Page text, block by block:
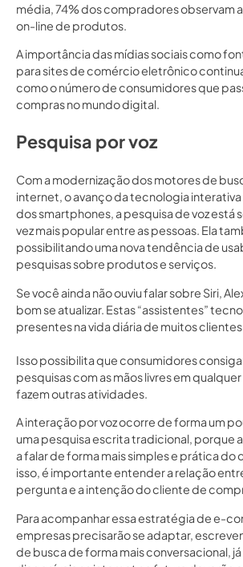
média, 74% dos compradores observam
on-line de produtos.
A importância das mídias sociais como
para sites de comércio eletrônico
como o número de consumidores que
compras no mundo digital.
Pesquisa por voz
Com a modernização dos motores de
internet, o avanço da tecnologia
dos smartphones, a pesquisa de voz está
vez mais popular entre as pessoas. Ela
possibilitando uma nova tendência de
pesquisas sobre produtos e serviços.
Se você ainda não ouviu falar sobre Siri,
bom se atualizar. Estas “assistentes”
presentes na vida diária de muitos
Isso possibilita que consumidores
pesquisas com as mãos livres em
fazem outras atividades.
A interação por voz ocorre de forma um
uma pesquisa escrita tradicional, porque
a falar de forma mais simples e prática do
isso, é importante entender a relação
pergunta e a intenção do cliente de
Para acompanhar essa estratégia de e-
empresas precisarão se adaptar,
de busca de forma mais conversacional,